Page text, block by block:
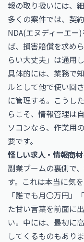
報の取り扱いには、
多くの案件では、契
NDA(エヌディーエー
ば、損害賠償を求め
らい大丈夫」は通用し
具体的には、業務で
ルとして他で使い回
に管理する。こうし
らこそ、情報管理は
ソコンなら、作業用
要です。
怪しい求人・情報商
副業ブームの裏側で
す。これは本当に気
「誰でも月〇万円」
た甘い言葉を前面に
い。中には、最初に
してくるものもありま